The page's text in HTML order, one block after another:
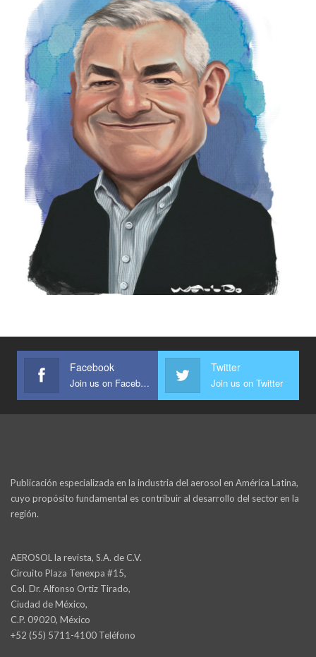
Facebook
Join us on Facebook
Twitter
Join us on Twitter
Publicación especializada en la industria del aerosol en América Latina,
cuyo propósito fundamental es contribuir al desarrollo del sector en la
región.
AEROSOL la revista, S.A. de C.V.
Circuito Plaza Tenexpa #15,
Col. Dr. Alfonso Ortiz Tirado,
Ciudad de México,
C.P. 09020, México
+52 (55) 5711-4100 Teléfono